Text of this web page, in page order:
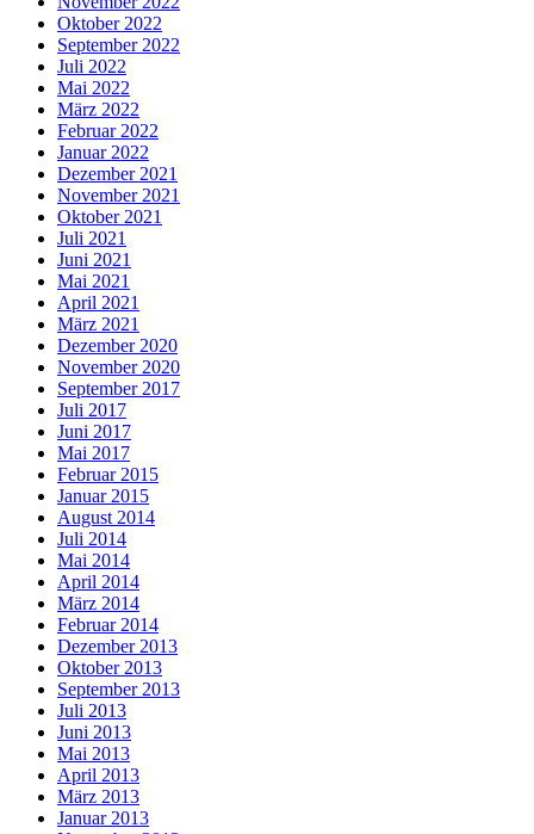
Oktober 2022
September 2022
Juli 2022
Mai 2022
März 2022
Februar 2022
Januar 2022
Dezember 2021
November 2021
Oktober 2021
Juli 2021
Juni 2021
Mai 2021
April 2021
März 2021
Dezember 2020
November 2020
September 2017
Juli 2017
Juni 2017
Mai 2017
Februar 2015
Januar 2015
August 2014
Juli 2014
Mai 2014
April 2014
März 2014
Februar 2014
Dezember 2013
Oktober 2013
September 2013
Juli 2013
Juni 2013
Mai 2013
April 2013
März 2013
Januar 2013